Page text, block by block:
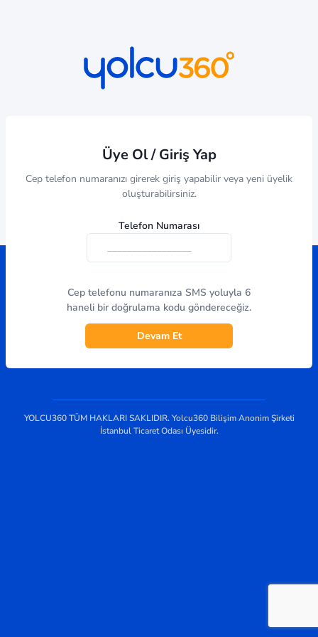
Üye Ol / Giriş Yap
Cep telefon numaranızı girerek giriş yapabilir veya yeni üyelik
oluşturabilirsiniz.
Telefon Numarası
Cep telefonu numaranıza SMS yoluyla 6
haneli bir doğrulama kodu göndereceğiz.
Devam Et
YOLCU360 TÜM HAKLARI SAKLIDIR. Yolcu360 Bilişim Anonim Şirketi
İstanbul Ticaret Odası Üyesidir.